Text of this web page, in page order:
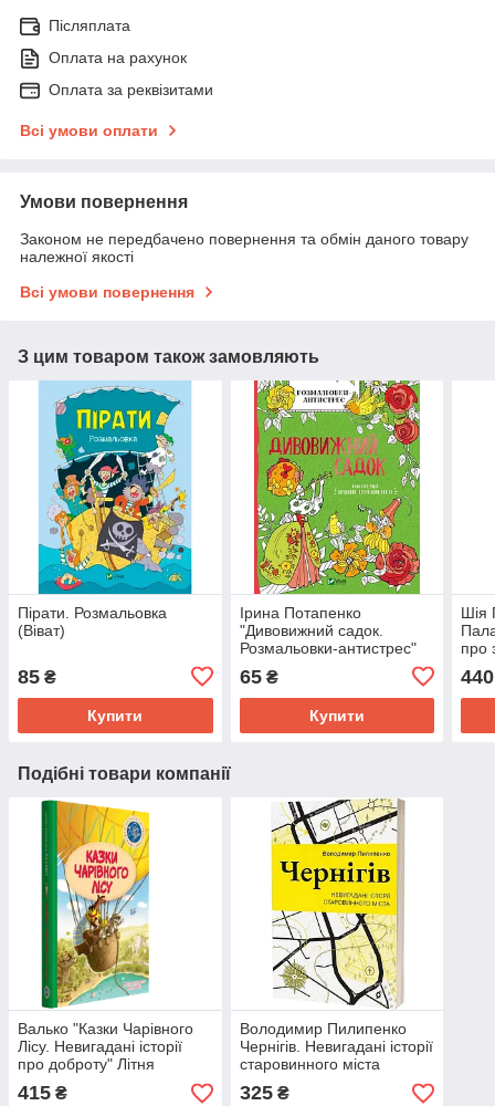
Післяплата
Оплата на рахунок
Оплата за реквізитами
Всі умови оплати
Умови повернення
Законом не передбачено повернення та обмін даного товару
належної якості
Всі умови повернення
З цим товаром також замовляють
Пірати. Розмальовка
(Віват)
85 ₴
Купити
Ірина Потапенко
"Дивовижний садок.
Розмальовки-антистрес"
65₴
Купити
Шія
про
440
Подібні товари компанії
Валько "Казки Чарівного
Лісу. Невигадані історії
про доброту" Літня
обкладинка
415 ₴
Володимир Пилипенко
Чернігів. Невигадані історії
старовинного міста
325₴